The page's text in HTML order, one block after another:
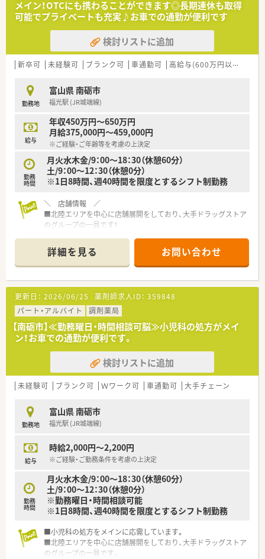
メイン！OTCにも携わることができます◎長期連休も取得
可能でプライベートも充実♪お車での通勤が便利です
検討リストに追加
新卒可 未経験可 ブランク可 車通勤可 高給与(600万円以上)
勤務地
富山県 南砺市
福光駅 (JR城端線)
給与
年収450万円～650万円
月給375,000円～459,000円
※ご経験・ご年齢等を考慮の上決定
勤務
時間
月火水木金/9：00～18：30（休憩60分）
土/9：00～12：30（休憩0分）
※1日8時間、週40時間を限度とするシフト制勤務
＼ 店舗情報 ／
■北陸エリアを中心に店舗展開をしており、大手ドラッグストア
のグループの一員です！
通勤が便利です♪
■小児科の処方箋をメインに応需してしいます！枚数は約50枚/
日です◎
＼ 研修制度も充実 ／
専門性の追求と充実の研修制度がございます◎「階層別研修」
「職種別研修」「自己啓発」の3つのプログラムから構成されてお
り、多種多様な教育カリキュラムがあります！
中途でご入社された方の研修制度も充実しており、個別にフォロ
ーアップ面談も行っています◎
＼ 経験は不問です ／
未経験・ブランクがある方も歓迎いたします◎店舗内の研修やサ
ポート体制も充実しているため、安心してご就業いただけます！
＼ 働きやすさが魅力です◎ ／
■お休みも取りやすい環境です
入社2年目から7連休が取得可能！取得率は100％と全員が取得さ
■産育休制度も充実！
育児休業復帰率は96％と非常に高いです！育児時短勤務はお子
■介護休暇も備わっています◎
ライフスタイルに変化があっても仕事を続けられるようサポー
トできる環境が整っています！
詳細を見る お問い合わせ
更新日： 2026/06/25 薬剤師求人ID： 359848
パート・アルバイト
調剤薬局
【南砺市】≪勤務曜日・時間相談可脳≫小児科の処方がメイ
ン！お車での通勤が便利です。
検討リストに追加
未経験可 ブランク可 Ｗワーク可 車通勤可 大手チェーン
勤務地
富山県 南砺市
福光駅 (JR城端線)
給与
時給2,000円～2,200円
※ご経験・ご勤務条件を考慮の上決定
勤務
時間
月火水木金/9：00～18：30（休憩60分）
土/9：00～12：30（休憩0分）
※勤務曜日・時間相談可能
※1日8時間、週40時間を限度とするシフト制勤務
■小児科の処方をメインに応需しています。
■北陸エリアを中心に店舗展開をしており、大手ドラッグストア
のグループの一員です。